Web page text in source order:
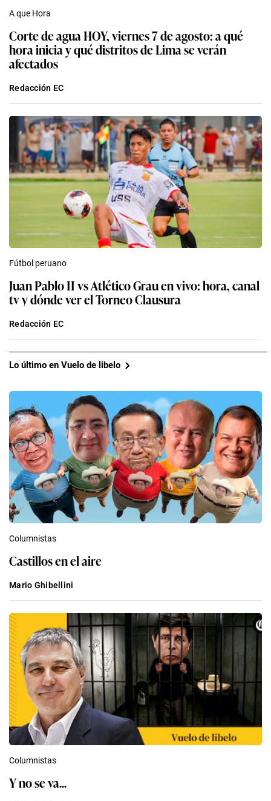
A que Hora
Corte de agua HOY, viernes 7 de agosto: a qué
hora inicia y qué distritos de Lima se verán
afectados
Redacción EC
Fútbol peruano
Juan Pablo II vs Atlético Grau en vivo: hora, canal
tv y dónde ver el Torneo Clausura
Redacción EC
Lo último en Vuelo de libelo
Columnistas
Castillos en el aire
Mario Ghibellini
Columnistas
Y no se va...